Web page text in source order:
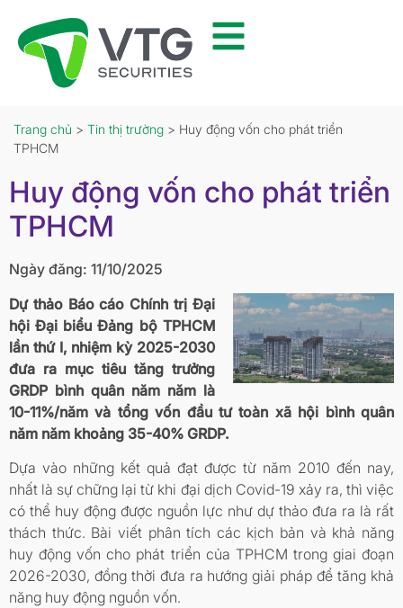
Trang chủ > Tin thị trường > Huy động vốn cho phát triển
TPHCM
Huy động vốn cho phát triển
TPHCM
Ngày đăng: 11/10/2025
Dự thảo Báo cáo Chính trị Đại
hội Đại biểu Đảng bộ TPHCM
lần thứ I, nhiệm kỳ 2025-2030
đưa ra mục tiêu tăng trưởng
GRDP bình quân năm năm là
10-11%/năm và tổng vốn đầu tư toàn xã hội bình quân
năm năm khoảng 35-40% GRDP.
Dựa vào những kết quả đạt được từ năm 2010 đến nay,
nhất là sự chững lại từ khi đại dịch Covid-19 xảy ra, thì việc
có thể huy động được nguồn lực như dự thảo đưa ra là rất
thách thức. Bài viết phân tích các kịch bản và khả năng
huy động vốn cho phát triển của TPHCM trong giai đoạn
2026-2030, đồng thời đưa ra hướng giải pháp để tăng khả
năng huy động nguồn vốn.